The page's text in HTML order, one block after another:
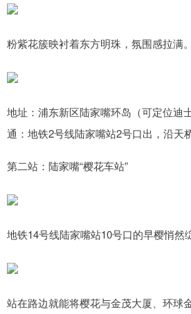
粉紫花簇映衬着东方明珠，氛围感拉满。
地址：浦东新区陆家嘴环岛（可定位迪
通：地铁2号线陆家嘴站2号口出，沿天
第二站：陆家嘴“樱花车站”
地铁14号线陆家嘴站10号口的早樱悄然
站在路边就能将樱花与金茂大厦、环球